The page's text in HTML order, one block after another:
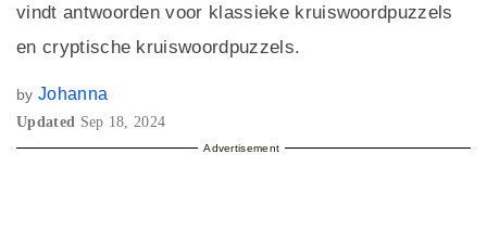
vindt antwoorden voor klassieke kruiswoordpuzzels
en cryptische kruiswoordpuzzels.
by Johanna
Updated Sep 18, 2024
Advertisement